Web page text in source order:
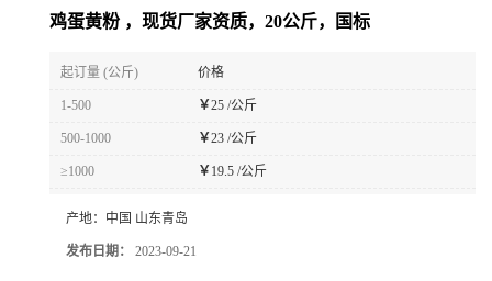
鸡蛋黄粉 ，现货厂家资质，20公斤，国标
起订量 (公斤) 价格
1-500 ￥25 /公斤
500-1000 ￥23 /公斤
≥1000 ￥ 19.5 /公斤
产地： 中国 山东青岛
发布日期： 2023-09-21